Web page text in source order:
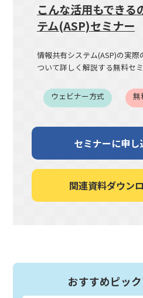
こんな活用もできる
テム(ASP)セミナー
情報共有システム(ASP)の実
ついて詳しく解説する無料セ
ウェビナー方式 無
セミナーに申し
関連資料ダウン
おすすめピッ